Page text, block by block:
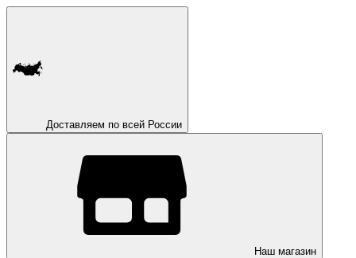
Доставляем по всей России
Наш магазин